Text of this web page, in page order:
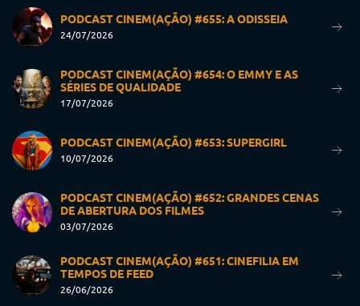
PODCAST CINEM(AÇÃO) #655: A ODISSEIA
24/07/2026
PODCAST CINEM(AÇÃO) #654: O EMMY E AS
SÉRIES DE QUALIDADE
17/07/2026
PODCAST CINEM(AÇÃO) #653: SUPERGIRL
10/07/2026
PODCAST CINEM(AÇÃO) #652: GRANDES CENAS
DE ABERTURA DOS FILMES
03/07/2026
PODCAST CINEM(AÇÃO) #651: CINEFILIA EM
TEMPOS DE FEED
26/06/2026